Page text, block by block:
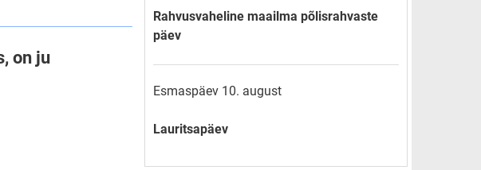
on ju
Rahvusvaheline maailma põlisrahvaste
päev
Esmaspäev 10. august
Lauritsapäev